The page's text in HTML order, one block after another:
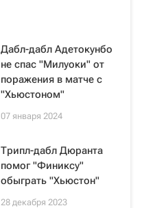
Дабл-дабл Адетокунбо
не спас "Милуоки" от
поражения в матче с
"Хьюстоном"
07 января 2024
Трипл-дабл Дюранта
помог "Финиксу"
обыграть "Хьюстон"
28 декабря 2023